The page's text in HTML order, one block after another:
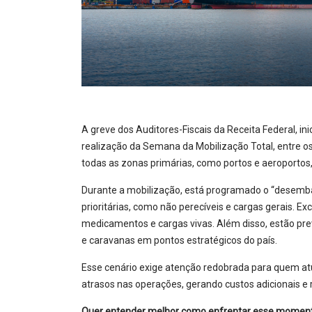
A greve dos Auditores-Fiscais da Receita Federal,
realização da Semana da Mobilização Total, entre
todas as zonas primárias, como portos e
Durante a mobilização, está programado o
prioritárias, como não perecíveis e cargas gerais.
medicamentos e cargas vivas. Além disso, estão
e caravanas em pontos estratégicos do país.
Esse cenário exige atenção redobrada para quem
atrasos nas operações, gerando custos adicionais